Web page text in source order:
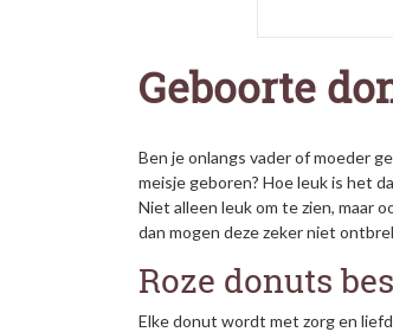
Geboorte
Ben je onlangs vader of moeder
meisje geboren? Hoe leuk is het
Niet alleen leuk om te zien, maar
dan mogen deze zeker niet
Roze donuts
Elke donut wordt met zorg en